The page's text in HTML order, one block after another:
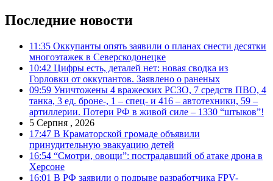
Последние новости
11:35 Оккупанты опять заявили о планах снести десятки
многоэтажек в Северскодонецке
10:42 Цифры есть, деталей нет: новая сводка из
Горловки от оккупантов. Заявлено о раненых
09:59 Уничтожены 4 вражеских РСЗО, 7 средств ПВО, 4
танка, 3 ед. броне-, 1 – спец- и 416 – автотехники, 59 –
артиллерии. Потери РФ в живой силе – 1330 “штыков”!
5 Серпня , 2026
17:47 В Краматорской громаде объявили
принудительную эвакуацию детей
16:54 “Смотри, овощи”: пострадавший об атаке дрона в
Херсоне
16:01 В РФ заявили о подрыве разработчика FPV-